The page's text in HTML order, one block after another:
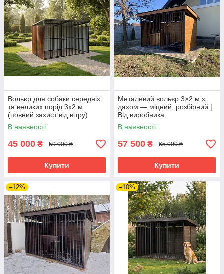
Вольєр для собаки середніх
та великих порід 3х2 м
(повний захист від вітру)
В наявності
45 000 ₴ 59 000 ₴
Купити
Металевий вольєр 3×2 м з
дахом — міцний, розбірний |
Від виробника
В наявності
57 500 ₴ 65 000 ₴
Купити
–12% –10%